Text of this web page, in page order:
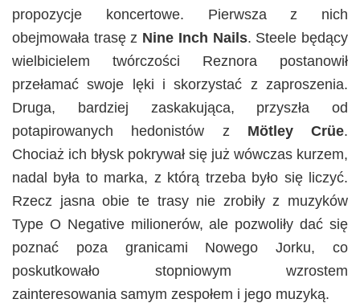
propozycje koncertowe. Pierwsza z nich
obejmowała trasę z Nine Inch Nails. Steele będący
wielbicielem twórczości Reznora postanowił
przełamać swoje lęki i skorzystać z zaproszenia.
Druga, bardziej zaskakująca, przyszła od
potapirowanych hedonistów z Mötley Crüe.
Chociaż ich błysk pokrywał się już wówczas kurzem,
nadal była to marka, z którą trzeba było się liczyć.
Rzecz jasna obie te trasy nie zrobiły z muzyków
Type O Negative milionerów, ale pozwoliły dać się
poznać poza granicami Nowego Jorku, co
poskutkowało stopniowym wzrostem
zainteresowania samym zespołem i jego muzyką.